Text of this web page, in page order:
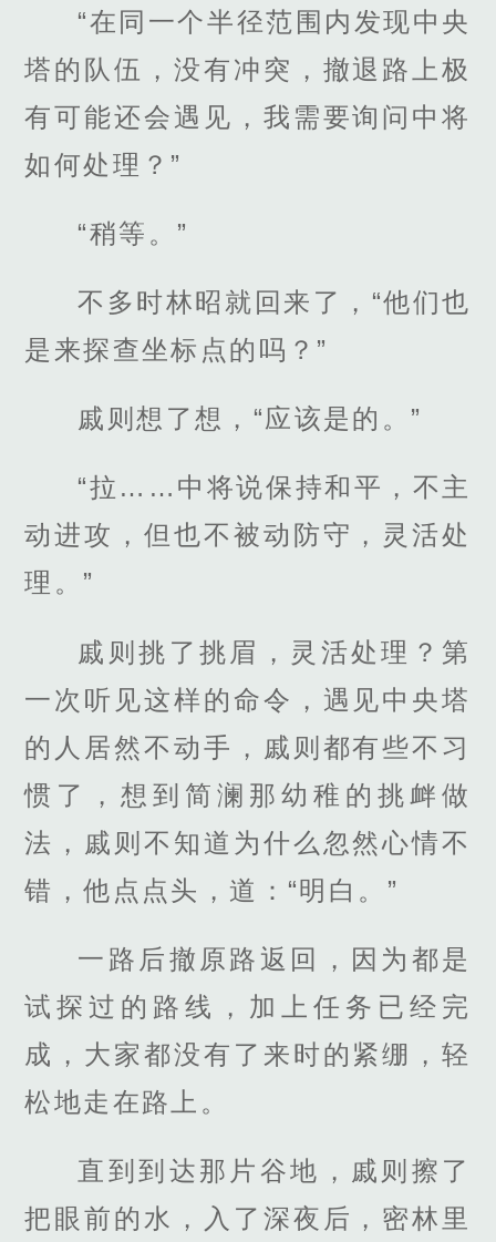
“在同一个半径范围内发现中央
塔的队伍，没有冲突，撤退路上极
有可能还会遇见，我需要询问中将
如何处理？”
“稍等。”
不多时林昭就回来了，“他们也
是来探查坐标点的吗？”
戚则想了想，“应该是的。”
“拉……中将说保持和平，不主
动进攻，但也不被动防守，灵活处
理。”
戚则挑了挑眉，灵活处理？第
一次听见这样的命令，遇见中央塔
的人居然不动手，戚则都有些不习
惯了，想到简澜那幼稚的挑衅做
法，戚则不知道为什么忽然心情不
错，他点点头，道：“明白。”
一路后撤原路返回，因为都是
试探过的路线，加上任务已经完
成，大家都没有了来时的紧绷，轻
松地走在路上。
直到到达那片谷地，戚则擦了
把眼前的水，入了深夜后，密林里